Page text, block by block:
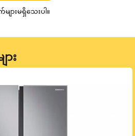
ားမရှိသေးပါ။
ား